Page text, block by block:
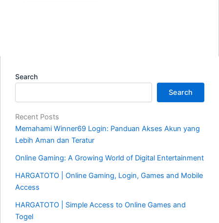
Search
Search
Recent Posts
Memahami Winner69 Login: Panduan Akses Akun yang
Lebih Aman dan Teratur
Online Gaming: A Growing World of Digital Entertainment
HARGATOTO | Online Gaming, Login, Games and Mobile
Access
HARGATOTO | Simple Access to Online Games and
Togel